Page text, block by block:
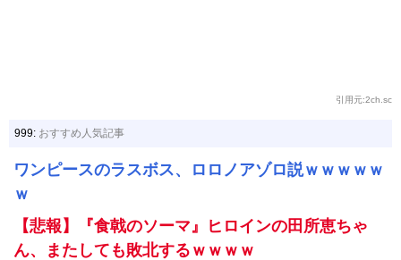
引用元:2ch.sc
999: おすすめ人気記事
ワンピースのラスボス、ロロノアゾロ説ｗｗｗｗｗ
ｗ
【悲報】『食戟のソーマ』ヒロインの田所恵ちゃ
ん、またしても敗北するｗｗｗｗ